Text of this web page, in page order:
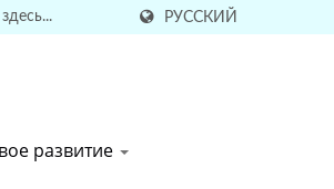
РУССКИЙ
развитие